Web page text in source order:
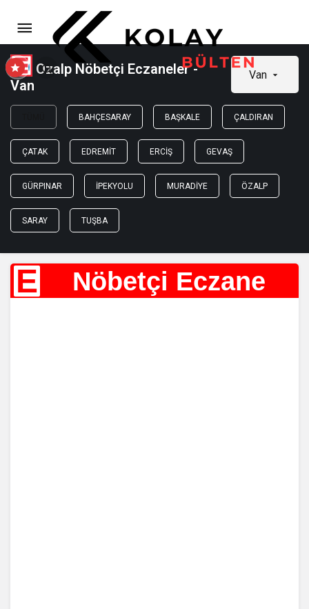
Ozalp Nöbetçi Eczaneler -
Van
Van
BAHÇESARAY BAŞKALE ÇALDIRAN
ÇATAK EDREMIT ERCIŞ GEVAŞ
GÜRPINAR İPEKYOLU MURADIYE ÖZALP
SARAY TUŞBA
E Nöbetçi Eczane